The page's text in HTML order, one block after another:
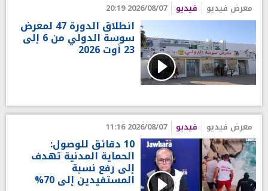
معرض فيديو فيديو 2026/08/07 20:19
انطلاق الدورة 47 لمعرض
سوسة الدولي من 6 إلى
23 أوت 2026
معرض فيديو فيديو 2026/08/07 11:16
10 دقائق للوصول:
الحماية المدنية تهدف
إلى رفع نسبة
المستفيدين إلى 70%